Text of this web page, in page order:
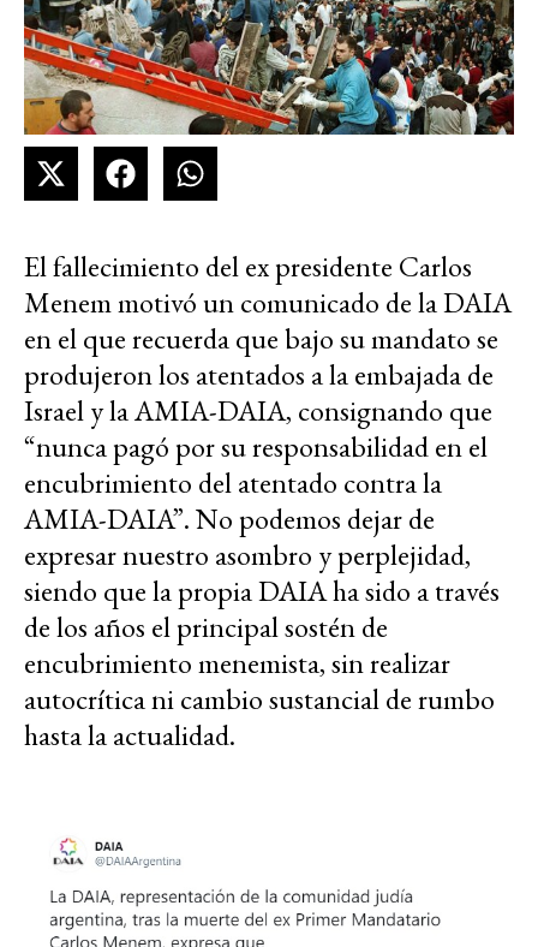
El fallecimiento del ex presidente Carlos
Menem motivó un comunicado de la DAIA
en el que recuerda que bajo su mandato se
produjeron los atentados a la embajada de
Israel y la AMIA-DAIA, consignando que
“nunca pagó por su responsabilidad en el
encubrimiento del atentado contra la
AMIA-DAIA”. No podemos dejar de
expresar nuestro asombro y perplejidad,
siendo que la propia DAIA ha sido a través
de los años el principal sostén de
encubrimiento menemista, sin realizar
autocrítica ni cambio sustancial de rumbo
hasta la actualidad.